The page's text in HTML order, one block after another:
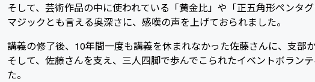
そして、芸術作品の中に使われている「黄金比」や「正五角形ペンタ
マジックとも言える奥深さに、感嘆の声を上げておられました。
講義の修了後、10年間一度も講義を休まれなかった佐藤さんに、支部
そして、佐藤さんを支え、三人四脚で歩んでこられたイベントボラン
た。